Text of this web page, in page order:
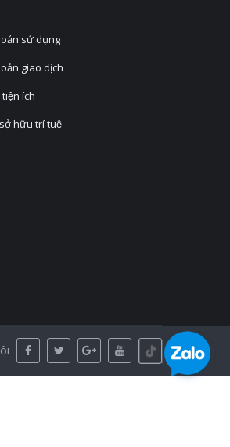
sử dụng
giao dịch
ích
hữu trí tuệ